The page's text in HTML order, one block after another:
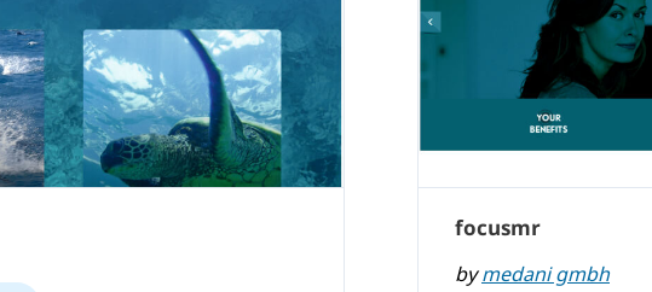
focusmr
bymedani gmbh